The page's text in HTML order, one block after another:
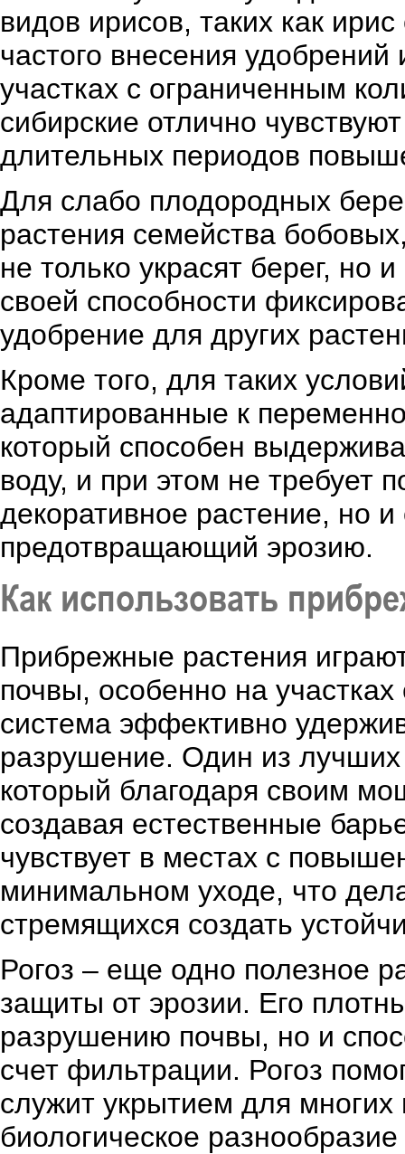
видов ирисов, таких как
частого внесения
участках с ограниченным
сибирские отлично
длительных периодов
Для слабо плодородных
растения семейства
не только украсят берег, но
своей способности
удобрение для других
Кроме того, для таких
адаптированные к
который способен
воду, и при этом не требует
декоративное растение, но
предотвращающий эрозию.
Как использовать
Прибрежные растения
почвы, особенно на
система эффективно
разрушение. Один из лучших
который благодаря своим
создавая естественные
чувствует в местах с
минимальном уходе, что
стремящихся создать
Рогоз – еще одно полезное
защиты от эрозии. Его
разрушению почвы, но и
счет фильтрации. Рогоз
служит укрытием для
биологическое